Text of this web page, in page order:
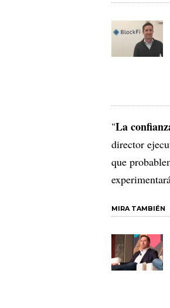
"La
director
que
MIRA TAMBIÉN